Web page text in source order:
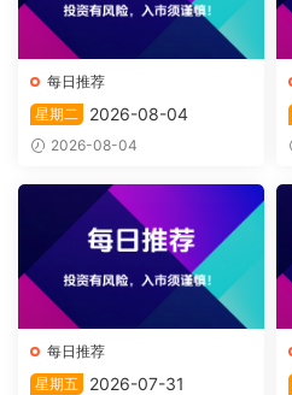
每日推荐
星期二
2026-08-04
2026-08-04
每日推荐
星期五
2026-07-31